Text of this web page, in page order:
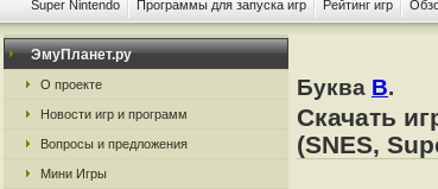
Super Nintendo Программы для запуска игр Рейтинг игр
ЭмуПланет.ру
О проекте
Новости игр и программ
Вопросы и предложения
Мини Игры
Буква B.
Скачать
(SNES,